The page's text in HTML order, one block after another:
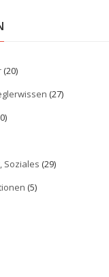
(20)
(27)
Soziales (29)
(5)